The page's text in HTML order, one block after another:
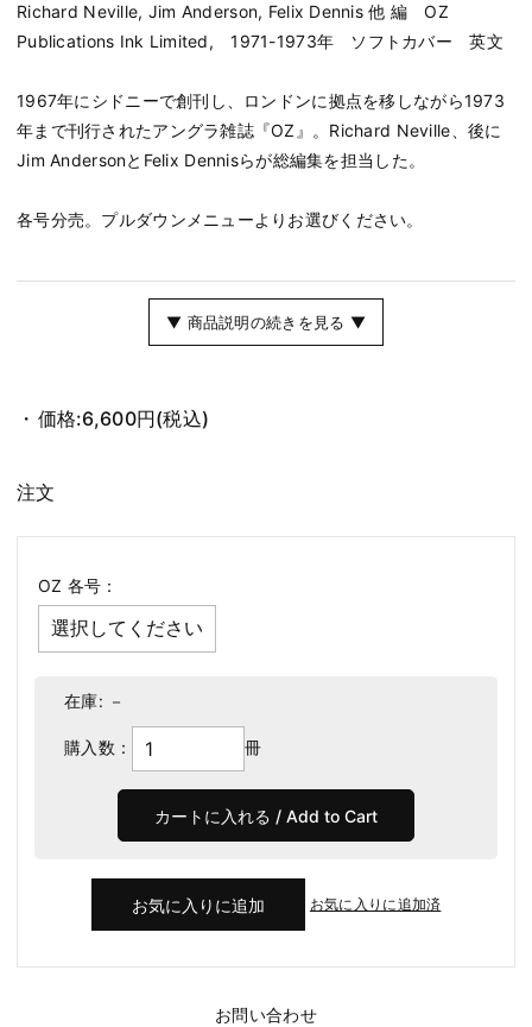
Richard Neville, Jim Anderson, Felix Dennis 他 編 OZ
Publications Ink Limited, 1971-1973年 ソフトカバー 英文
1967年にシドニーで創刊し、ロンドンに拠点を移しながら1973
年まで刊行されたアングラ雑誌『OZ』。Richard Neville、後に
Jim AndersonとFelix Dennisらが総編集を担当した。
各号分売。プルダウンメニューよりお選びください。
▼ 商品説明の続きを見る ▼
価格:6,600円(税込)
注文
OZ 各号：
在庫: －
購入数： 冊
お気に入りに追加済
お問い合わせ